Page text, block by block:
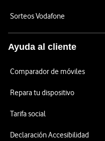
Sorteos Vodafone
Ayuda al cliente
Comparador de móviles
Repara tu dispositivo
Tarifa social
Declaración Accesibilidad